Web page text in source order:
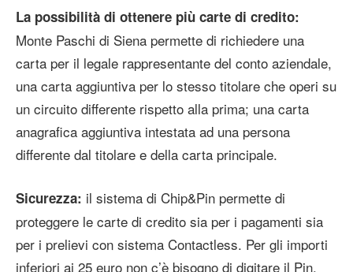
La possibilità di ottenere più carte di credito:
Monte Paschi di Siena permette di richiedere una
carta per il legale rappresentante del conto aziendale,
una carta aggiuntiva per lo stesso titolare che operi su
un circuito differente rispetto alla prima; una carta
anagrafica aggiuntiva intestata ad una persona
differente dal titolare e della carta principale.
Sicurezza: il sistema di Chip&Pin permette di
proteggere le carte di credito sia per i pagamenti sia
per i prelievi con sistema Contactless. Per gli importi
inferiori ai 25 euro non c’è bisogno di digitare il Pin,